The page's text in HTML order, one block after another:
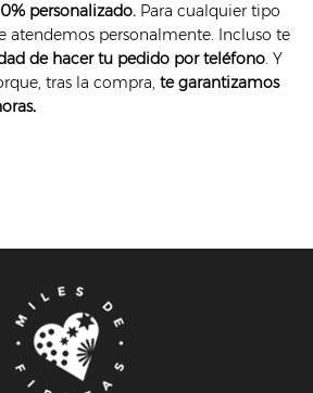
personalizado. Para cualquier tipo
atendemos personalmente. Incluso te
de hacer tu pedido por teléfono. Y
tras la compra, te garantizamos
.